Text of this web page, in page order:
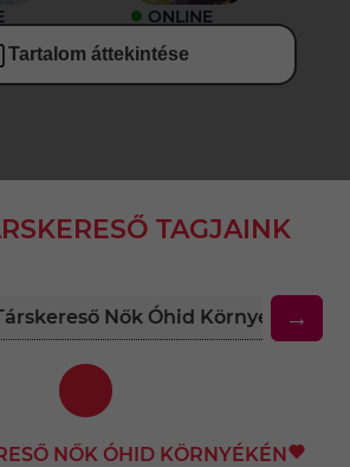
ONLINE
Tartalom áttekintése
TAGJAINK
Nők Óhid Környékén
→
NŐK ÓHID KÖRNYÉKÉN